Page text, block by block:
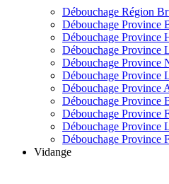
Débouchage Région
Débouchage Province
Débouchage Province
Débouchage Province
Débouchage Province
Débouchage Province
Débouchage Province
Débouchage Province
Débouchage Province
Débouchage Province
Débouchage Province
Vidange